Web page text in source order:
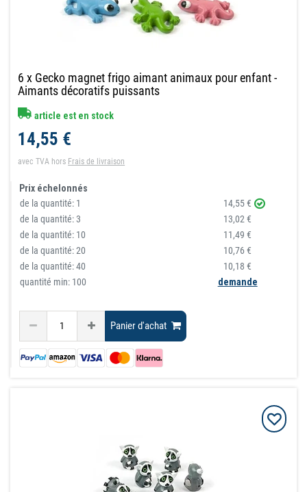
6 x Gecko magnet frigo aimant animaux pour enfant -
Aimants décoratifs puissants
article est en stock
14,55 €
avec TVA hors Frais de livraison
Prix échelonnés
de la quantité: 1
14,55 €
de la quantité:3
13,02 €
de la quantité: 10
11,49 €
de la quantité:20
10,76 €
de la quantité:40
10,18 €
quantité min: 100
demande
Panier d'achat